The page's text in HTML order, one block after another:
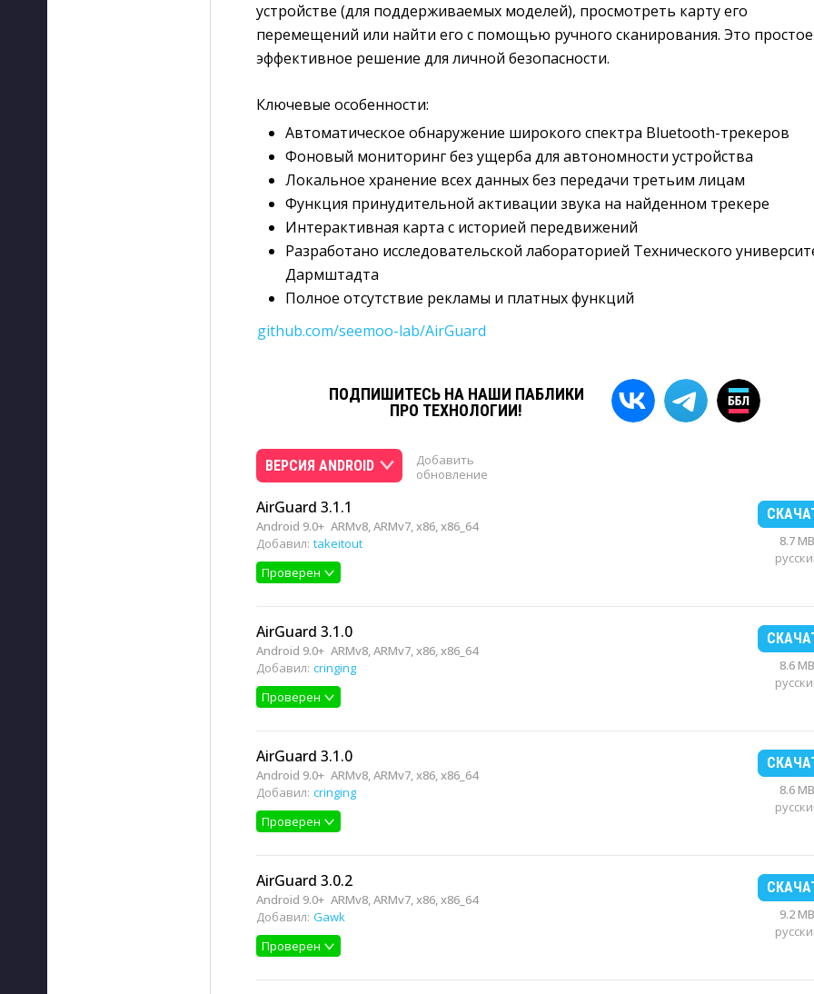
устройстве (для поддерживаемых моделей), просмотреть карту его
перемещений или найти его с помощью ручного сканирования. Это
эффективное решение для личной безопасности.
Ключевые особенности:
Автоматическое обнаружение широкого спектра Bluetooth-трекеров
Фоновый мониторинг без ущерба для автономности устройства
Локальное хранение всех данных без передачи третьим лицам
Функция принудительной активации звука на найденном трекере
Интерактивная карта с историей передвижений
Разработано исследовательской лабораторией Технического
Дармштадта
Полное отсутствие рекламы и платных функций
github.com/seemoo-lab/AirGuard
ПОДПИШИТЕСЬ НА НАШИ ПАБЛИКИ
ПРО ТЕХНОЛОГИИ!
ВЕРСИЯ ANDROID
Добавить
обновление
AirGuard 3.1.1
Android 9.0+ ARMv8, ARMv7, x86, x86_64
Добавил: takeitout
Проверен
8.7 MB
AirGuard 3.1.0
Android 9.0+ ARMv8, ARMv7, x86, x86_64
Добавил: cringing
Проверен
8.6 MB
AirGuard 3.1.0
Android 9.0+ ARMv8, ARMv7, x86, x86_64
Добавил: cringing
Проверен
8.6 MB
AirGuard 3.0.2
Android 9.0+ ARMv8, ARMv7, x86, x86_64
Добавил: Gawk
Проверен
9.2 MB